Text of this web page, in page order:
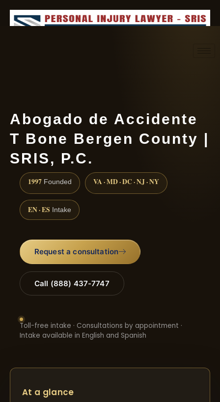
Abogado de Accidente
T Bone Bergen County |
SRIS, P.C.
1997 Founded VA · MD · DC · NJ · NY
EN · ES Intake
Request a consultation
Call (888) 437-7747
Toll-free intake · Consultations by appointment ·
Intake available in English and Spanish
At a glance